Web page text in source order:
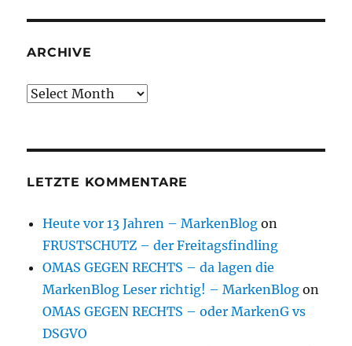
ARCHIVE
Archive
LETZTE KOMMENTARE
Heute vor 13 Jahren – MarkenBlog on
FRUSTSCHUTZ – der Freitagsfindling
OMAS GEGEN RECHTS – da lagen die
MarkenBlog Leser richtig! – MarkenBlog on
OMAS GEGEN RECHTS – oder MarkenG vs
DSGVO